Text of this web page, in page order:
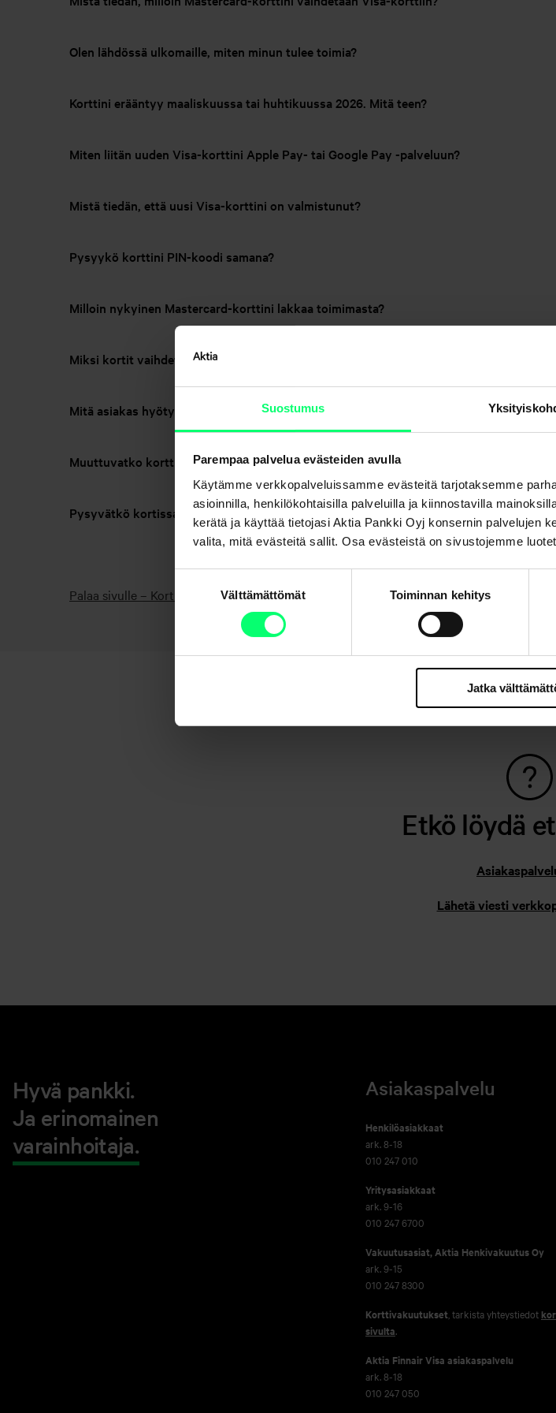
Suostumus
Parempaa palvelua evästeiden avulla
Käytämme verkkopalveluissamme evästeitä tarjotaksemme
asioinnilla, henkilökohtaisilla palveluilla ja kiinnostavilla
kerätä ja käyttää tietojasi Aktia Pankki Oyj konsernin palvelujen
valita, mitä evästeitä sallit. Osa evästeistä on sivustojemme
Välttämättömät Toiminnan kehitys
Jatka
Olen lähdössä ulkomaille, miten minun tulee toimia?
Korttini erääntyy maaliskuussa tai huhtikuussa 2026. Mitä teen?
Miten liitän uuden Visa-korttini Apple Pay- tai Google Pay -palveluun?
Mistä tiedän, että uusi Visa-korttini on valmistunut?
Pysyykö korttini PIN-koodi samana?
Milloin nykyinen Mastercard-korttini lakkaa toimimasta?
Miksi kortit vaihdetaan?
Mitä asiakas hyötyy korttien vaihdosta?
Muuttuvatko korttini ominaisuudet?
Pysyvätkö kortissani olevat vakuutukset voimassa?
Palaa sivulle – Kortit
Etkö löydä
Lähetä viesti
Hyvä pankki.
Ja erinomainen
varainhoitaja.
Asiakaspalvelu
Henkilöasiakkaat
ark. 8-18
010 247 010
Yritysasiakkaat
ark. 9-16
010 247 6700
Vakuutusasiat, Aktia Henkivakuutus Oy
ark. 9-15
010 247 8300
Korttivakuutukset , tarkista yhteystiedot
sivulta.
Aktia Finnair Visa asiakaspalvelu
ark. 8-18
010 247 050